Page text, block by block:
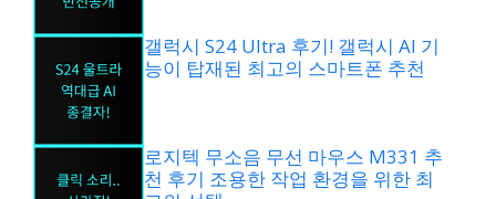
갤럭시 S24 Ultra 후기! 갤럭시 AI 기
능이 탑재된 최고의 스마트폰 추천
로지텍 무소음 무선 마우스 M331 추
천 후기 조용한 작업 환경을 위한 최